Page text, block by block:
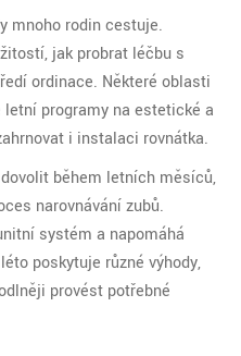
mnoho rodin cestuje.
jak probrat léčbu s
ordinace. Některé oblasti
programy na estetické a
i instalaci rovnátka.
během letních měsíců,
narovnávání zubů.
systém a napomáhá
poskytuje různé výhody,
provést potřebné